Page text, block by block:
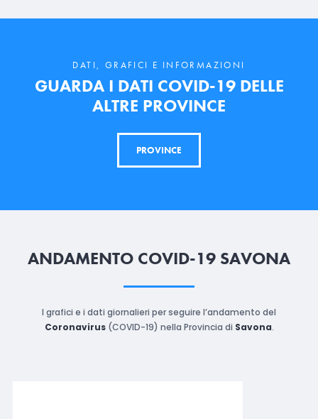
DATI, GRAFICI E INFORMAZIONI
GUARDA I DATI COVID-19 DELLE
ALTRE PROVINCE
PROVINCE
ANDAMENTO COVID-19 SAVONA
I grafici e i dati giornalieri per seguire l’andamento del
Coronavirus(COVID-19) nella Provincia di Savona.